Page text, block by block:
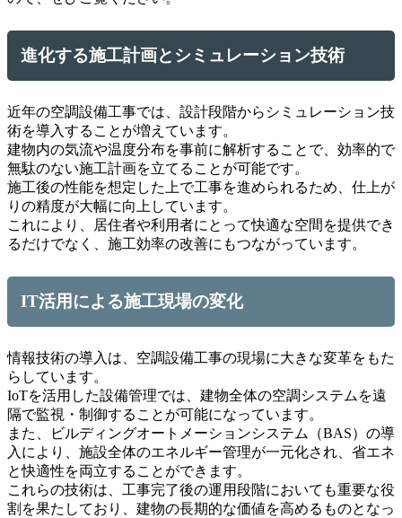
進化する施工計画とシミュレーション技術
近年の空調設備工事では、設計段階からシミュレーション技
術を導入することが増えています。
建物内の気流や温度分布を事前に解析することで、効率的で
無駄のない施工計画を立てることが可能です。
施工後の性能を想定した上で工事を進められるため、仕上が
りの精度が大幅に向上しています。
これにより、居住者や利用者にとって快適な空間を提供でき
るだけでなく、施工効率の改善にもつながっています。
IT活用による施工現場の変化
情報技術の導入は、空調設備工事の現場に大きな変革をもた
らしています。
IoTを活用した設備管理では、建物全体の空調システムを遠
隔で監視・制御することが可能になっています。
また、ビルディングオートメーションシステム（BAS）の導
入により、施設全体のエネルギー管理が一元化され、省エネ
と快適性を両立することができます。
これらの技術は、工事完了後の運用段階においても重要な役
割を果たしており、建物の長期的な価値を高めるものとなっ